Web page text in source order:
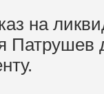
на
Патрушев